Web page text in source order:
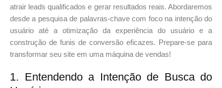
atrair leads qualificados e gerar resultados reais. Abordaremos
desde a pesquisa de palavras-chave com foco na intenção do
usuário até a otimização da experiência do usuário e a
construção de funis de conversão eficazes. Prepare-se para
transformar seu site em uma máquina de vendas!
1. Entendendo a Intenção de Busca do